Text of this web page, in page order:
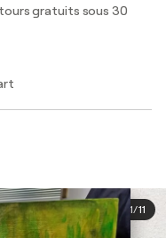
gratuits sous 30
1/11